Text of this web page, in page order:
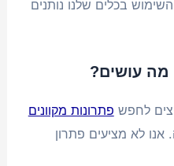
בכלים שלנו נותנים
עושים?
לחפש פתרונות מקוונים
לא מציעים פתרון